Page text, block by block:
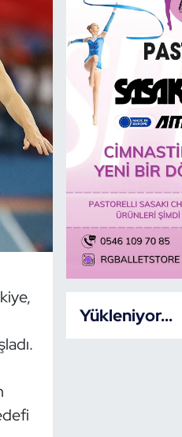
Yükleniyor...